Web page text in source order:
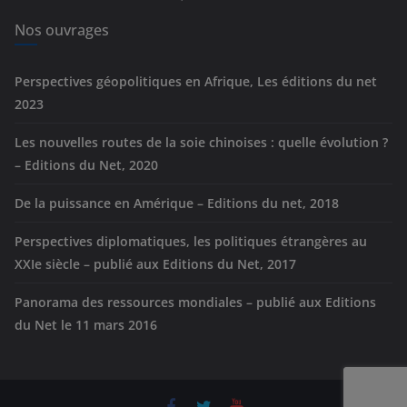
e
s
Nos ouvrages
Perspectives géopolitiques en Afrique, Les éditions du net
2023
Les nouvelles routes de la soie chinoises : quelle évolution ?
– Editions du Net, 2020
De la puissance en Amérique – Editions du net, 2018
Perspectives diplomatiques, les politiques étrangères au
XXIe siècle – publié aux Editions du Net, 2017
Panorama des ressources mondiales – publié aux Editions
du Net le 11 mars 2016